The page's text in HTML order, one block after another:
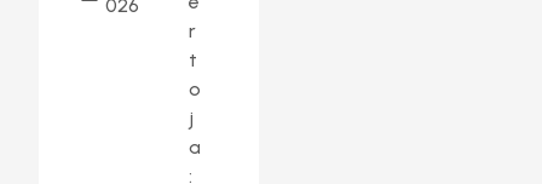
026
r
t
o
j
a
: